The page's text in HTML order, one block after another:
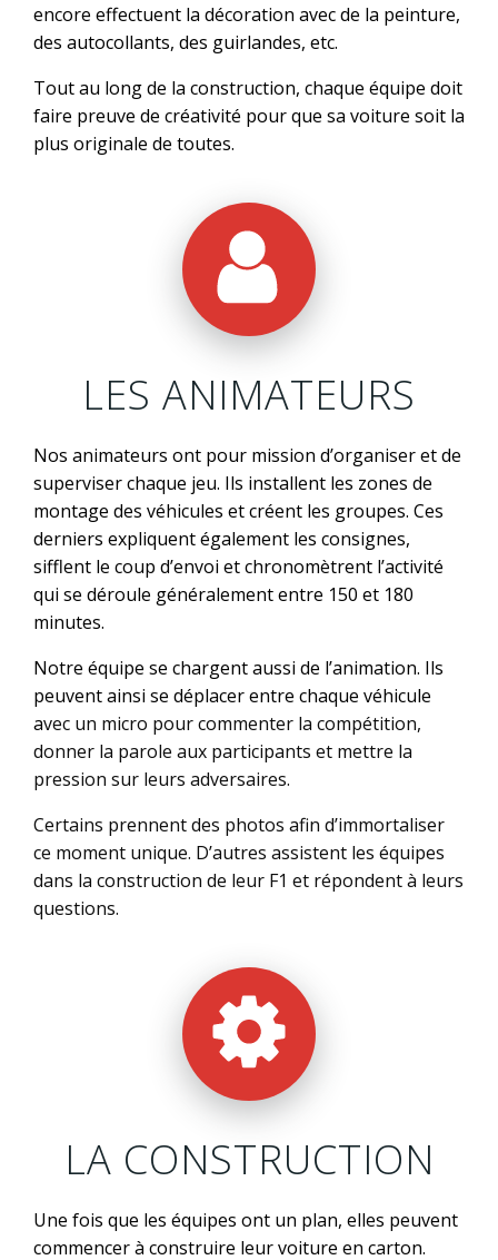
encore effectuent la décoration avec de la peinture,
des autocollants, des guirlandes, etc.
Tout au long de la construction, chaque équipe doit
faire preuve de créativité pour que sa voiture soit la
plus originale de toutes.
LES ANIMATEURS
Nos animateurs ont pour mission d’organiser et de
superviser chaque jeu. Ils installent les zones de
montage des véhicules et créent les groupes. Ces
derniers expliquent également les consignes,
sifflent le coup d’envoi et chronomètrent l’activité
qui se déroule généralement entre 150 et 180
minutes.
Notre équipe se chargent aussi de l’animation. Ils
peuvent ainsi se déplacer entre chaque véhicule
avec un micro pour commenter la compétition,
donner la parole aux participants et mettre la
pression sur leurs adversaires.
Certains prennent des photos afin d’immortaliser
ce moment unique. D’autres assistent les équipes
dans la construction de leur F1 et répondent à leurs
questions.
LA CONSTRUCTION
Une fois que les équipes ont un plan, elles peuvent
commencer à construire leur voiture en carton.